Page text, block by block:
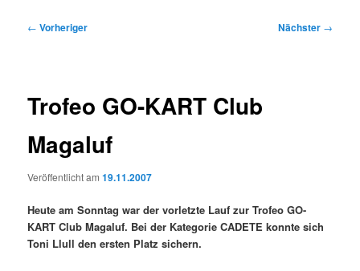
Beitragsnavigation
← Vorheriger Nächster →
Trofeo GO-KART Club
Magaluf
Veröffentlicht am19.11.2007
Heute am Sonntag war der vorletzte Lauf zur Trofeo GO-
KART Club Magaluf. Bei der Kategorie CADETE konnte sich
Toni Llull den ersten Platz sichern.